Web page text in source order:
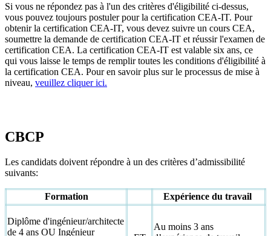
Si vous ne répondez pas à l'un des critères d'éligibilité ci-dessus,
vous pouvez toujours postuler pour la certification CEA-IT. Pour
obtenir la certification CEA-IT, vous devez suivre un cours CEA,
soumettre la demande de certification CEA-IT et réussir l'examen de
certification CEA. La certification CEA-IT est valable six ans, ce
qui vous laisse le temps de remplir toutes les conditions d'éligibilité à
la certification CEA. Pour en savoir plus sur le processus de mise à
niveau, veuillez cliquer ici.
CBCP
Les candidats doivent répondre à un des critères d’admissibilité
suivants:
Formation Expérience du travail
Diplôme d'ingénieur/architecte
de 4 ans OU Ingénieur
Au moins 3 ans